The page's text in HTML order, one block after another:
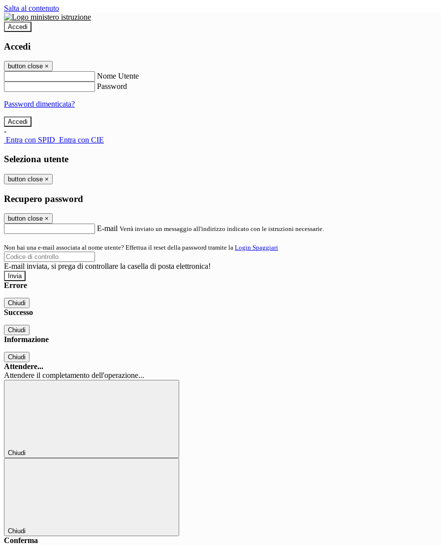
Salta al contenuto
Accedi
Accedi
button close ×
Nome Utente
Password
Password dimenticata?
-
Entra con SPID Entra con CIE
Seleziona utente
button close ×
Recupero password
button close ×
E-mail Verrà inviato un messaggio all'indirizzo indicato con le istruzioni necessarie.
Non hai una e-mail associata al nome utente? Effettua il reset della password tramite la Login Spaggiari
E-mail inviata, si prega di controllare la casella di posta elettronica!
Errore
Chiudi
Successo
Chiudi
Informazione
Chiudi
Attendere...
Attendere il completamento dell'operazione...
Chiudi
Chiudi
Conferma